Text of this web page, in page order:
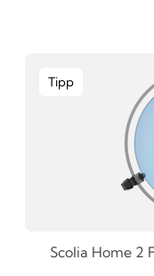
Tipp
Scolia Home 2